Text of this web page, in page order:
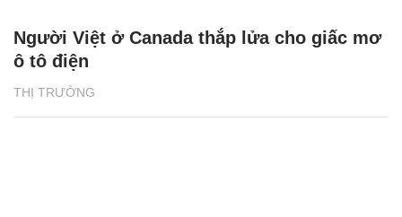
THỊ TRƯỜNG
Người Việt ở Canada thắp lửa cho giấc mơ
ô tô điện